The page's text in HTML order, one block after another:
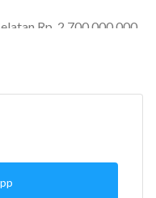
Rp. 2.700.000.000